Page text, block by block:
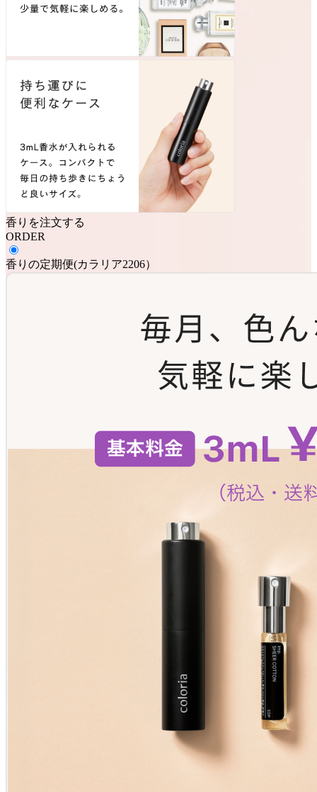
香りを注文する
ORDER
香りの定期便(カラリア2206）